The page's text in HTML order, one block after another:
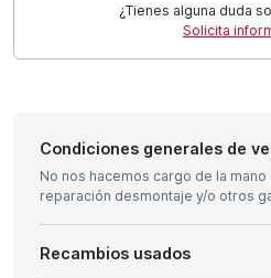
¿Tienes alguna duda
Solicita
Condiciones generales de
No nos hacemos cargo de la
reparación desmontaje y/o otros
Recambios usados